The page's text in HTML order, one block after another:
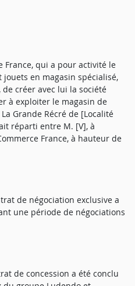
France, qui a pour activité le
en magasin spécialisé,
créer avec lui la société
à exploiter le magasin de
Grande Récré de [Localité
réparti entre M. [V], à
France, à hauteur de
de négociation exclusive a
une période de négociations
de concession a été conclu